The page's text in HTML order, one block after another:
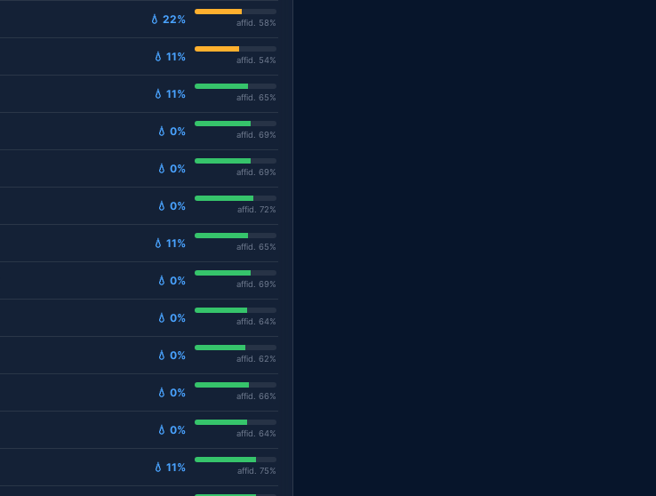
💧 22% affid. 58%
💧 11% affid. 54%
💧 11% affid. 65%
💧 0% affid. 69%
💧 0% affid. 69%
💧 0% affid. 72%
💧 11% affid. 65%
💧 0% affid. 69%
💧 0% affid. 64%
💧 0% affid. 62%
💧 0% affid. 66%
💧 0% affid. 64%
💧 11% affid. 75%